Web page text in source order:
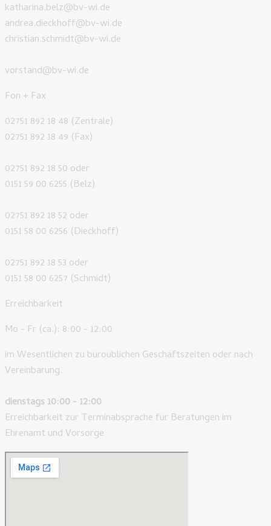
katharina.belz@bv-wi.de
andrea.dieckhoff@bv-wi.de
christian.schmidt@bv-wi.de
vorstand@bv-wi.de
Fon + Fax
02751 892 18 48 (Zentrale)
02751 892 18 49 (Fax)
02751 892 18 50 oder
0151 59 00 6255 (Belz)
02751 892 18 52 oder
0151 58 00 6256 (Dieckhoff)
02751 892 18 53 oder
0151 58 00 6257 (Schmidt)
Erreichbarkeit
Mo - Fr (ca.): 8:00 - 12:00
im Wesentlichen zu büroüblichen Geschäftszeiten oder nach
Vereinbarung.
dienstags 10:00 - 12:00
Erreichbarkeit zur Terminabsprache für Beratungen im
Ehrenamt und Vorsorge